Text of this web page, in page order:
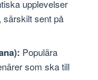
upplevelser
särskilt sent på
Populära
som ska till